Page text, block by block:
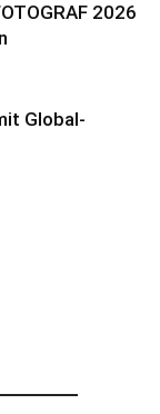
2026
Global-